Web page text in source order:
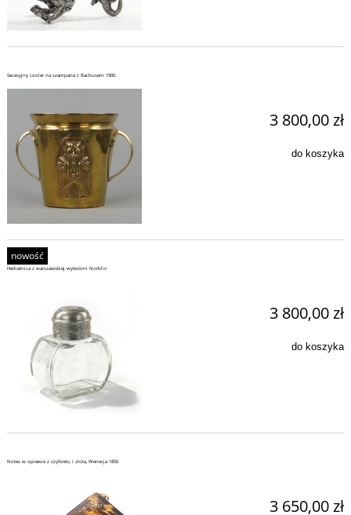
Secesyjny cooler na szampana z Bachusem 1900.
3 800,00 zł
do koszyka
Herbatnica z warszawskiej wytwórni Norblin
3 800,00 zł
do koszyka
nowość
Notes w oprawie z szylkretu i złota, Wenecja 1850
3 650,00 zł